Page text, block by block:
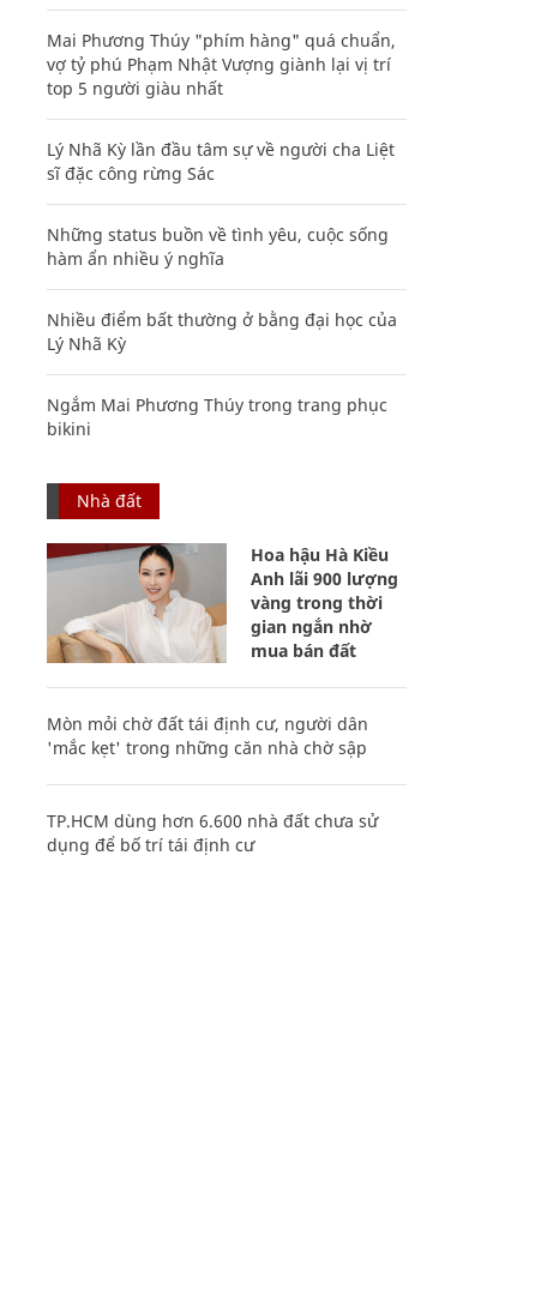
Mai Phương Thúy "phím hàng" quá chuẩn,
vợ tỷ phú Phạm Nhật Vượng giành lại vị trí
top 5 người giàu nhất
Lý Nhã Kỳ lần đầu tâm sự về người cha Liệt
sĩ đặc công rừng Sác
Những status buồn về tình yêu, cuộc sống
hàm ẩn nhiều ý nghĩa
Nhiều điểm bất thường ở bằng đại học của
Lý Nhã Kỳ
Ngắm Mai Phương Thúy trong trang phục
bikini
Nhà đất
Hoa hậu Hà Kiều
Anh lãi 900 lượng
vàng trong thời
gian ngắn nhờ
mua bán đất
Mòn mỏi chờ đất tái định cư, người dân
'mắc kẹt' trong những căn nhà chờ sập
TP.HCM dùng hơn 6.600 nhà đất chưa sử
dụng để bố trí tái định cư